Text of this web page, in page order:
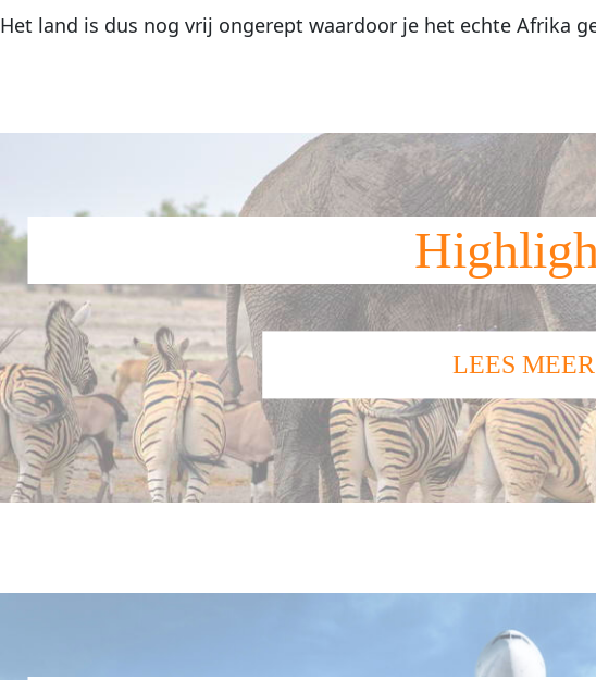
Het land is dus nog vrij ongerept waardoor je het echte Afrika
LEES MEER